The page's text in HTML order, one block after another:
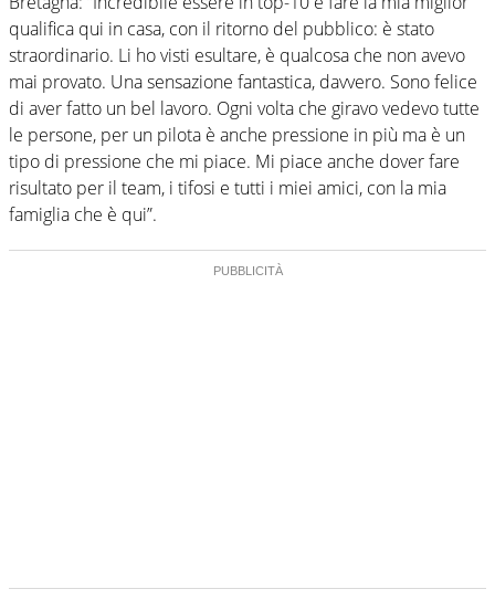
qualifica qui in casa, con il ritorno del pubblico: è stato
straordinario. Li ho visti esultare, è qualcosa che non avevo
mai provato. Una sensazione fantastica, davvero. Sono felice
di aver fatto un bel lavoro. Ogni volta che giravo vedevo tutte
le persone, per un pilota è anche pressione in più ma è un
tipo di pressione che mi piace. Mi piace anche dover fare
risultato per il team, i tifosi e tutti i miei amici, con la mia
famiglia che è qui”.